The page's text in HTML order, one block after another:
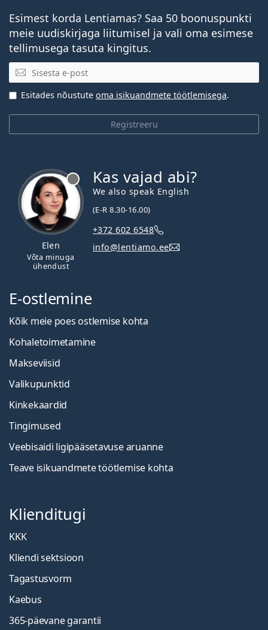
Esimest korda Lentiamas? Saa 50 boonuspunkti
meie uudiskirjaga liitumisel ja vali oma esimese
tellimusega tasuta kingitus.
E-posti aadress
Registreeru
Esitades nõustute oma isikuandmete töötlemisega.
Elen
Võta minuga
ühendust
Kas vajad abi?
We also speak English
(E-R 8.30-16.00)
+372 602 6548
info@lentiamo.ee
E-ostlemine
Kõik meie poes ostlemise kohta
Kohaletoimetamine
Makseviisid
Valikupunktid
Kinkekaardid
Tingimused
Veebisaidi ligipääsetavuse aruanne
Teave isikuandmete töötlemise kohta
Klienditugi
KKK
Kliendi sektsioon
Tagastusvorm
Kaebus
365-päevane garantii